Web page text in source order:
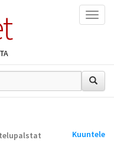
Kuuntele